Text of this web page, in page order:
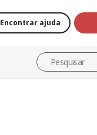
Encontrar ajuda